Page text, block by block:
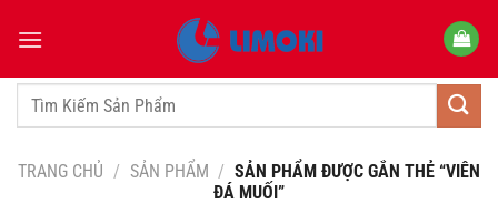
qua
dungTìm
TRANG CHỦ / SẢN PHẨM / SẢN PHẨM ĐƯỢC GẮN THẺ “VIÊN
ĐÁ MUỐI”